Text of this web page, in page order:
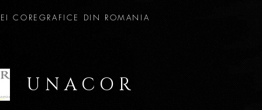
COREGRAFICE DIN ROMANIA
U N A C O R